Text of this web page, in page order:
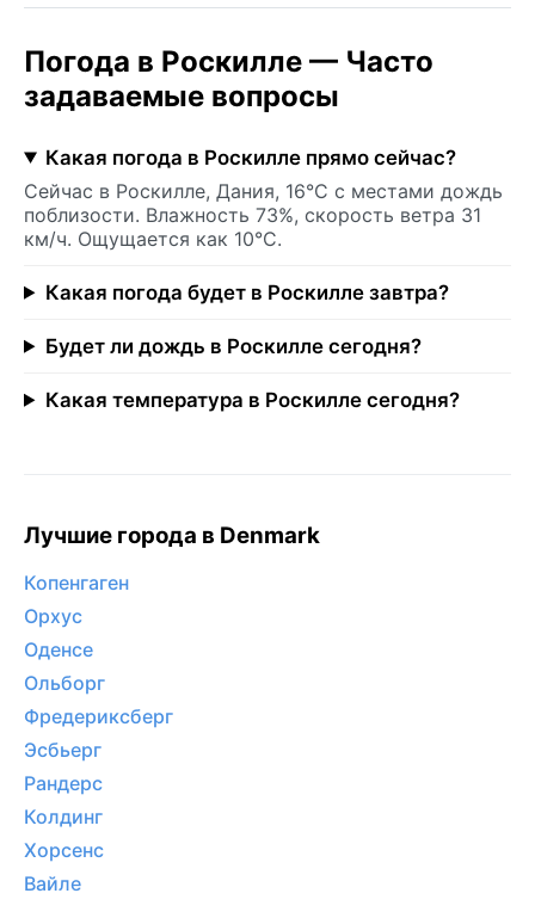
Погода в Роскилле — Часто
задаваемые вопросы
Какая погода в Роскилле прямо сейчас?
Сейчас в Роскилле, Дания, 16°C с местами дождь
поблизости. Влажность 73%, скорость ветра 31
км/ч. Ощущается как 10°C.
Какая погода будет в Роскилле завтра?
Будет ли дождь в Роскилле сегодня?
Какая температура в Роскилле сегодня?
Лучшие города в Denmark
Копенгаген
Орхус
Оденсе
Ольборг
Фредериксберг
Эсбьерг
Рандерс
Колдинг
Хорсенс
Вайле